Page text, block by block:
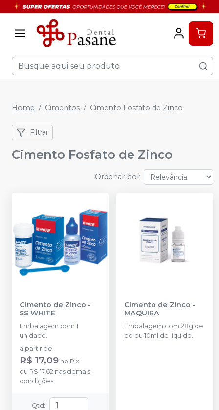
Home Cimentos Cimento Fosfato de Zinco
Filtrar
Cimento Fosfato de Zinco
Ordenar por
Cimento de Zinco -
SS WHITE
Embalagem com 1
unidade.
a partir de:
R$ 17,09 no Pix
ou R$ 17,62 nas demais
condições
Qtd :
Cimento de Zinco -
MAQUIRA
Embalagem com 28g de
pó ou 10ml de líquido.